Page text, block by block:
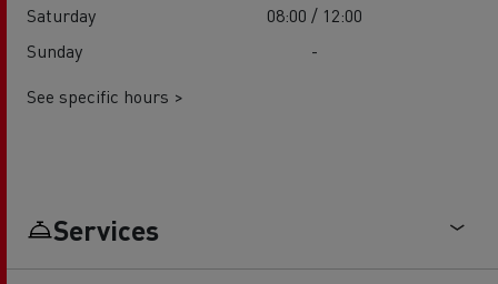
Saturday
08:00 / 12:00
Sunday
-
See specific hours >
Services